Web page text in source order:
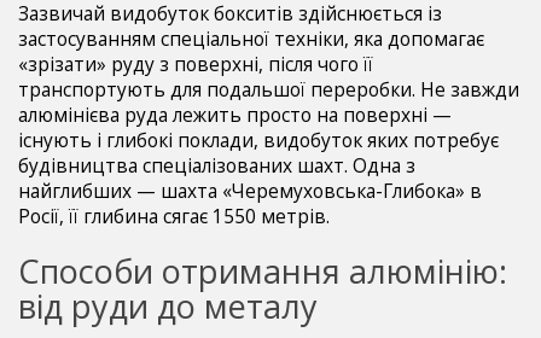
Зазвичай видобуток бокситів здійснюється із
застосуванням спеціальної техніки, яка допомагає
«зрізати» руду з поверхні, після чого її
транспортують для подальшої переробки. Не завжди
алюмінієва руда лежить просто на поверхні —
існують і глибокі поклади, видобуток яких потребує
будівництва спеціалізованих шахт. Одна з
найглибших — шахта «Черемуховська-Глибока» в
Росії, її глибина сягає 1550 метрів.
Способи отримання алюмінію:
від руди до металу